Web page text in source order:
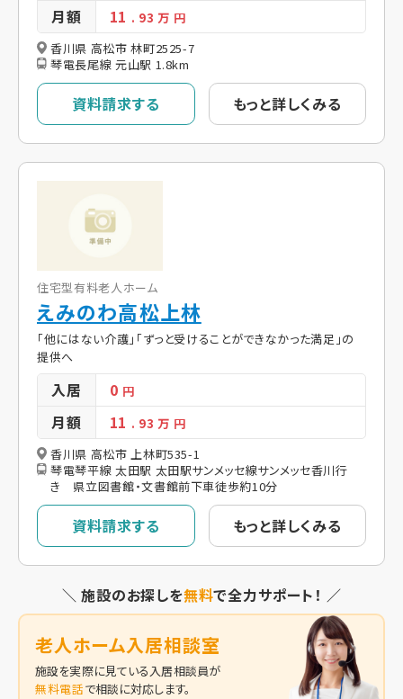
月額 11 . 93万 円
香川県 高松市 林町2525-7
琴電長尾線 元山駅 1.8km
資料請求する もっと詳しくみる
住宅型有料老人ホーム
えみのわ高松上林
「他にはない介護」「ずっと受けることができなかった満足」の
提供へ
入居 0 円
月額 11 . 93万 円
香川県 高松市 上林町535-1
琴電琴平線 太田駅 太田駅サンメッセ線サンメッセ香川行
き 県立図書館・文書館前下車徒歩約10分
資料請求する もっと詳しくみる
＼ 施設のお探しを無料で全力サポート！ ／
老人ホーム入居相談室
施設を実際に見ている入居相談員が
無料電話で相談に対応します。